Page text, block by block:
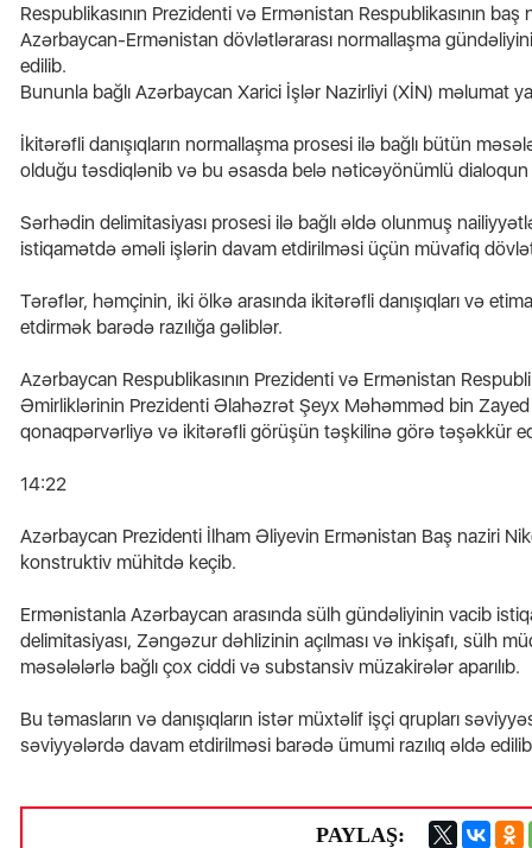
Respublikasının Prezidenti və Ermənistan Respublikasının
Azərbaycan-Ermənistan dövlətlərarası normallaşma
edilib.
Bununla bağlı Azərbaycan Xarici İşlər Nazirliyi (XİN) məlumat
İkitərəfli danışıqların normallaşma prosesi ilə bağlı bütün
olduğu təsdiqlənib və bu əsasda belə nəticəyönümlü dialoqun
Sərhədin delimitasiyası prosesi ilə bağlı əldə olunmuş
istiqamətdə əməli işlərin davam etdirilməsi üçün müvafiq dövlət
Tərəflər, həmçinin, iki ölkə arasında ikitərəfli danışıqları və
etdirmək barədə razılığa gəliblər.
Azərbaycan Respublikasının Prezidenti və Ermənistan
Əmirliklərinin Prezidenti Əlahəzrət Şeyx Məhəmməd bin
qonaqpərvərliyə və ikitərəfli görüşün təşkilinə görə təşəkkür
14:22
Azərbaycan Prezidenti İlham Əliyevin Ermənistan Baş naziri
konstruktiv mühitdə keçib.
Ermənistanla Azərbaycan arasında sülh gündəliyinin vacib
delimitasiyası, Zəngəzur dəhlizinin açılması və inkişafı, sülh
məsələlərlə bağlı çox ciddi və substansiv müzakirələr aparılıb.
Bu təmasların və danışıqların istər müxtəlif işçi qrupları
səviyyələrdə davam etdirilməsi barədə ümumi razılıq əldə
PAYLAŞ: